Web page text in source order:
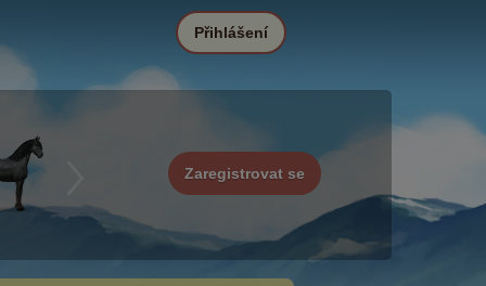
Zaregistrovat se
Přihlášení